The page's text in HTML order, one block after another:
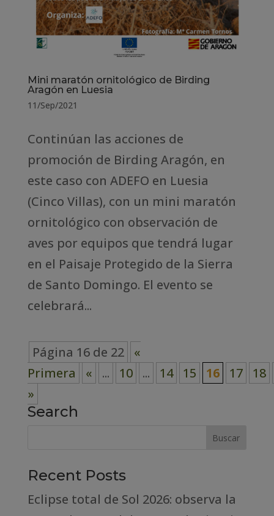
Mini maratón ornitológico de Birding
Aragón en Luesia
11/Sep/2021
Continúan las acciones de
promoción de Birding Aragón, en
este caso con ADEFO en Luesia
(Cinco Villas), con un mini maratón
ornitológico con observación de
aves por equipos que tendrá lugar
en el Paisaje Protegido de la Sierra
de Santo Domingo. El evento se
celebrará...
Página 16 de 22
«
Primera
« ... 10 ... 14 15 16 17
18
»
Search
Recent Posts
Eclipse total de Sol 2026: observa la